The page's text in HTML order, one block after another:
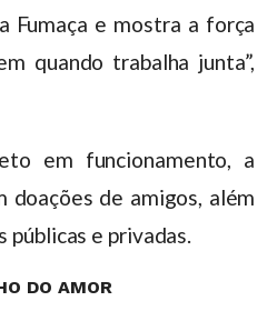
Fumaça e mostra a força
quando trabalha junta”,
em funcionamento, a
doações de amigos, além
públicas e privadas.
DO AMOR